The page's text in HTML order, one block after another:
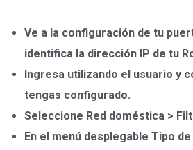
Ve a la configuración de tu
identifica la dirección IP de tu
Ingresa utilizando el usuario y
tengas configurado.
Seleccione Red doméstica >
En el menú desplegable Tipo